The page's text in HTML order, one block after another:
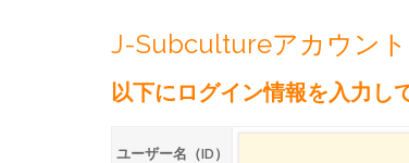
J-Subcultureアカウン
以下にログイン情報を入力し
ユーザー名（ID）